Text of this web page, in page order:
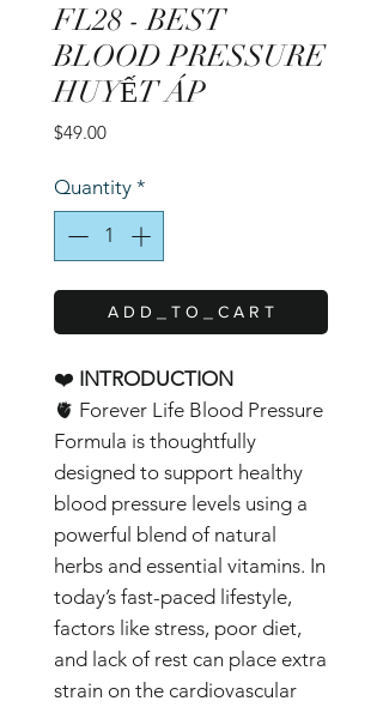
FL28 - BEST
BLOOD PRESSURE
HUYẾT ÁP
$49.00Price
Quantity *
A D D _ T O _ C A R T
❤️ INTRODUCTION
🫀 Forever Life Blood Pressure
Formula is thoughtfully
designed to support healthy
blood pressure levels using a
powerful blend of natural
herbs and essential vitamins. In
today’s fast-paced lifestyle,
factors like stress, poor diet,
and lack of rest can place extra
strain on the cardiovascular